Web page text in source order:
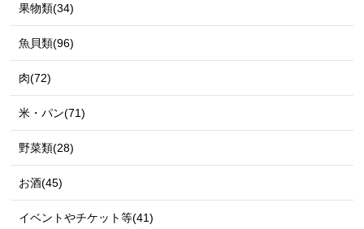
果物類(34)
魚貝類(96)
肉(72)
米・パン(71)
野菜類(28)
お酒(45)
イベントやチケット等(41)